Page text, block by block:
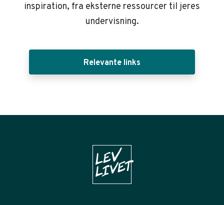
inspiration, fra eksterne ressourcer til jeres
undervisning.
Relevante links